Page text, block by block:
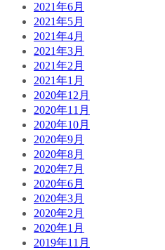
2021年6月
2021年5月
2021年4月
2021年3月
2021年2月
2021年1月
2020年12月
2020年11月
2020年10月
2020年9月
2020年8月
2020年7月
2020年6月
2020年3月
2020年2月
2020年1月
2019年11月